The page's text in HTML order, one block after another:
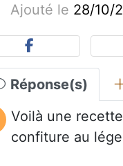
Ajouté le 28/10/
Réponse(s)
Voilà une
confiture au